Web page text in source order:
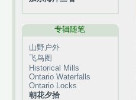
专辑随笔
山野户外
飞鸟图
Historical Mills
Ontario Waterfalls
Ontario Locks
朝花夕拾